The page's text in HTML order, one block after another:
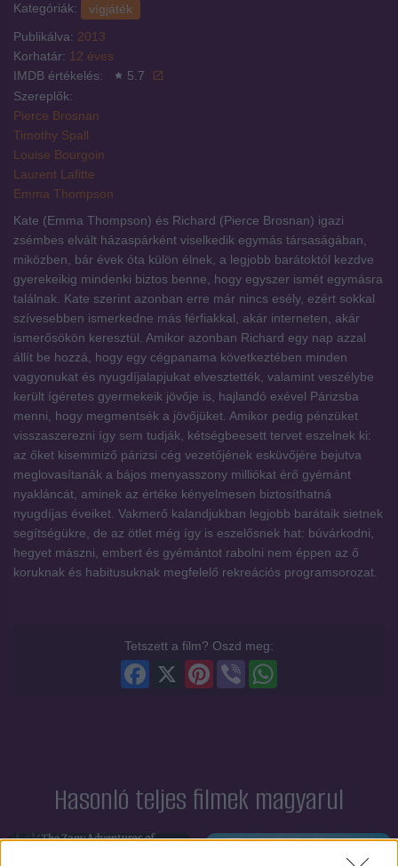
Kategóriák:
vígjáték
Publikálva: 2013
Korhatár: 12 éves
IMDB értékelés:
5.7
Szereplők:
Pierce Brosnan
Timothy Spall
Louise Bourgoin
Laurent Lafitte
Emma Thompson
Kate (Emma Thompson) és Richard (Pierce Brosnan) igazi
zsémbes elvált házaspárként viselkedik egymás társaságában,
miközben, bár évek óta külön élnek, a legjobb barátoktól kezdve
gyerekeikig mindenki biztos benne, hogy egyszer ismét egymásra
találnak. Kate szerint azonban erre már nincs esély, ezért sokkal
szívesebben ismerkedne más férfiakkal, akár interneten, akár
ismerősökön keresztül. Amikor azonban Richard egy nap azzal
állít be hozzá, hogy egy cégpanama következtében minden
vagyonukat és nyugdíjalapjukat elvesztették, valamint veszélybe
került ígéretes gyermekeik jövője is, hajlandó exével Párizsba
menni, hogy megmentsék a jövőjüket. Amikor pedig pénzüket
visszaszerezni így sem tudják, kétségbeesett tervet eszelnek ki:
az őket kisemmiző párizsi cég vezetőjének esküvőjére bejutva
meglovasítanák a bájos menyasszony milliókat érő gyémánt
nyakláncát, aminek az értéke kényelmesen biztosíthatná
nyugdíjas éveiket. Vakmerő kalandjukban legjobb barátaik sietnek
segítségükre, de az ötlet még így is eszelősnek hat: búvárkodni,
hegyet mászni, embert és gyémántot rabolni nem éppen az ő
koruknak és habitusuknak megfelelő rekreációs programsorozat.
Tetszett a film? Oszd meg:
Viber
Pinterest
Facebook
Hasonló teljes filmek magyarul